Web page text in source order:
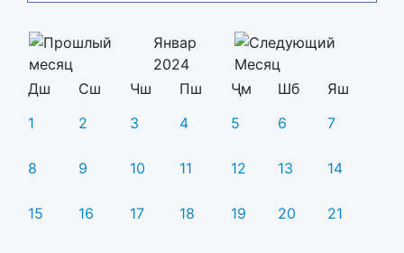
Январ
2024
Дш
Сш Чш Пш Ҷм Шб
Яш
1
2 3 4 5 6 7
8 9 10 11 12 13 14
15 16 17 18 19 20 21